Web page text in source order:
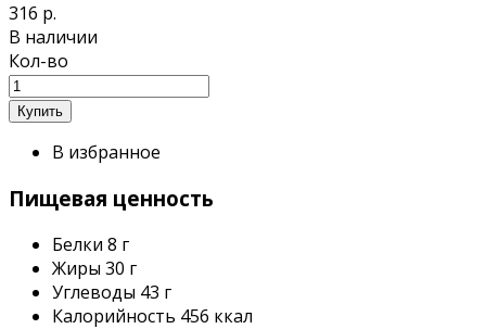
316 р.
В наличии
Кол-во
В избранное
Пищевая ценность
Белки 8 г
Жиры 30 г
Углеводы 43 г
Калорийность 456 ккал